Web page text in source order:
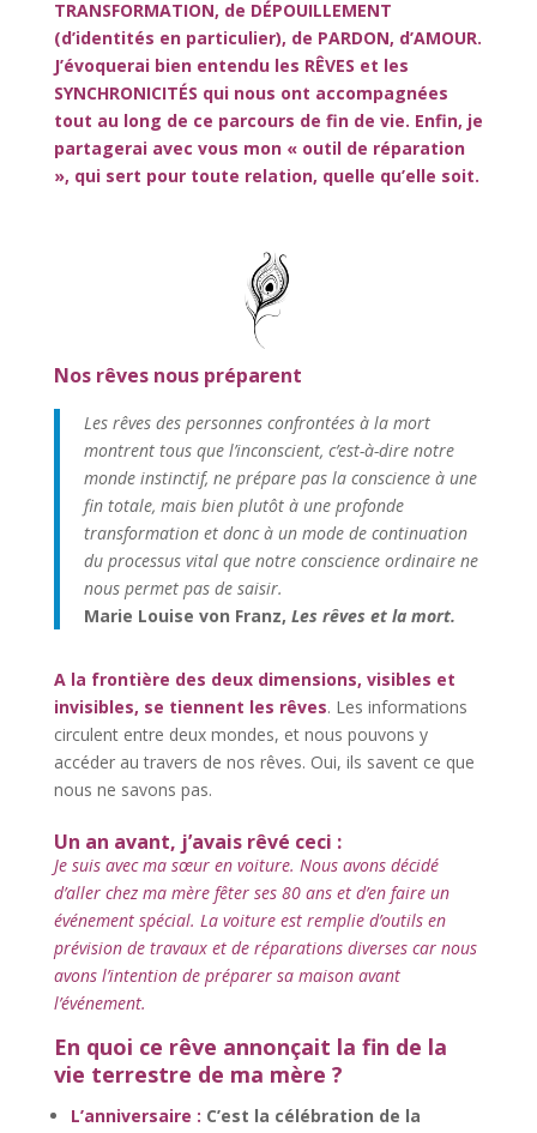
TRANSFORMATION, de DÉPOUILLEMENT
(d’identités en particulier), de PARDON, d’AMOUR.
J’évoquerai bien entendu les RÊVES et les
SYNCHRONICITÉS qui nous ont accompagnées
tout au long de ce parcours de fin de vie. Enfin, je
partagerai avec vous mon « outil de réparation
», qui sert pour toute relation, quelle qu’elle soit.
Nos rêves nous préparent
Les rêves des personnes confrontées à la mort
montrent tous que l’inconscient, c’est-à-dire notre
monde instinctif, ne prépare pas la conscience à une
fin totale, mais bien plutôt à une profonde
transformation et donc à un mode de continuation
du processus vital que notre conscience ordinaire ne
nous permet pas de saisir.
Marie Louise von Franz, Les rêves et la mort.
A la frontière des deux dimensions, visibles et
invisibles, se tiennent les rêves. Les informations
circulent entre deux mondes, et nous pouvons y
accéder au travers de nos rêves. Oui, ils savent ce que
nous ne savons pas.
Un an avant, j’avais rêvé ceci :
Je suis avec ma sœur en voiture. Nous avons décidé
d’aller chez ma mère fêter ses 80 ans et d’en faire un
événement spécial. La voiture est remplie d’outils en
prévision de travaux et de réparations diverses car nous
avons l’intention de préparer sa maison avant
l’événement.
En quoi ce rêve annonçait la fin de la
vie terrestre de ma mère ?
L’anniversaire : C’est la célébration de la